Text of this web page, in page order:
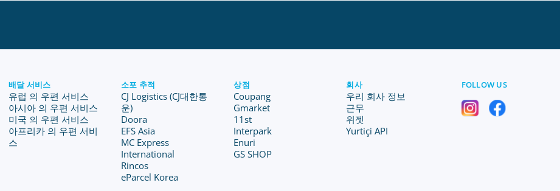
배달 서비스
유럽 의 우편 서비스
아시아 의 우편 서비스
미국 의 우편 서비스
아프리카 의 우편 서비
스
소포 추적
CJ Logistics (CJ대한통
운)
Doora
EFS Asia
MC Express
International
Rincos
eParcel Korea
상점
Coupang
Gmarket
11st
Interpark
Enuri
GS SHOP
회사
우리 회사 정보
근무
위젯
Yurtiçi API
FOLLOW US